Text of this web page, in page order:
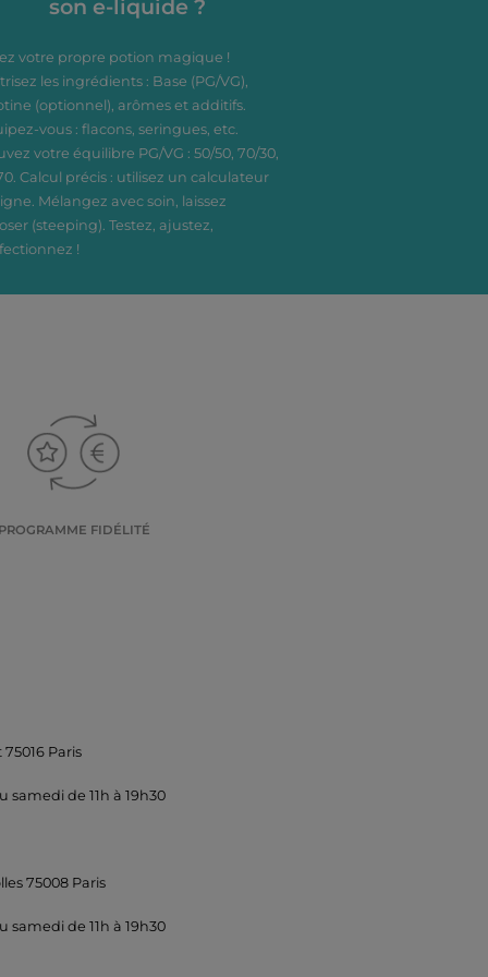
son e-liquide ?
votre propre potion magique !
les ingrédients : Base (PG/VG),
(optionnel), arômes et additifs.
vous : flacons, seringues, etc.
votre équilibre PG/VG : 50/50, 70/30,
Calcul précis : utilisez un calculateur
Mélangez avec soin, laissez
(steeping). Testez, ajustez,
!
PROGRAMME FIDÉLITÉ
Paris
de 11h à 19h30
75008 Paris
de 11h à 19h30